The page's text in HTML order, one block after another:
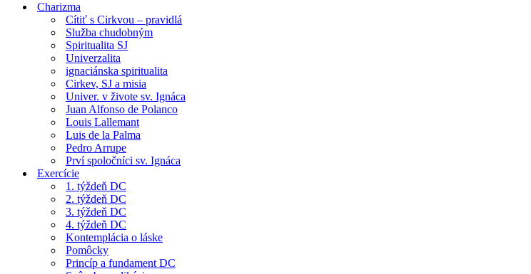
Charizma
Cítiť s Cirkvou – pravidlá
Služba chudobným
Spiritualita SJ
Univerzalita
ignaciánska spiritualita
Cirkev, SJ a misia
Univer. v živote sv. Ignáca
Juan Alfonso de Polanco
Louis Lallemant
Luis de la Palma
Pedro Arrupe
Prví spoločníci sv. Ignáca
Exercície
1. týždeň DC
2. týždeň DC
3. týždeň DC
4. týždeň DC
Kontemplácia o láske
Pomôcky
Princíp a fundament DC